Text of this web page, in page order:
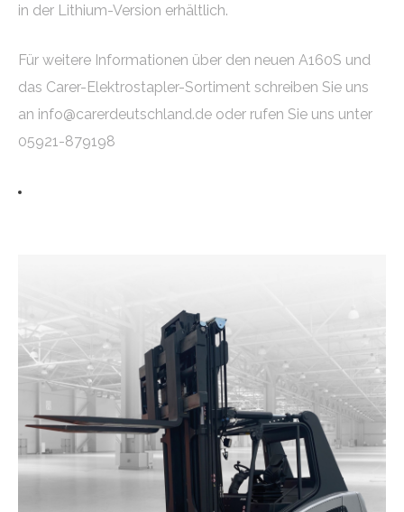
in der Lithium-Version erhältlich.
Für weitere Informationen über den neuen A160S und
das Carer-Elektrostapler-Sortiment schreiben Sie uns
an info@carerdeutschland.de oder rufen Sie uns unter
05921-879198